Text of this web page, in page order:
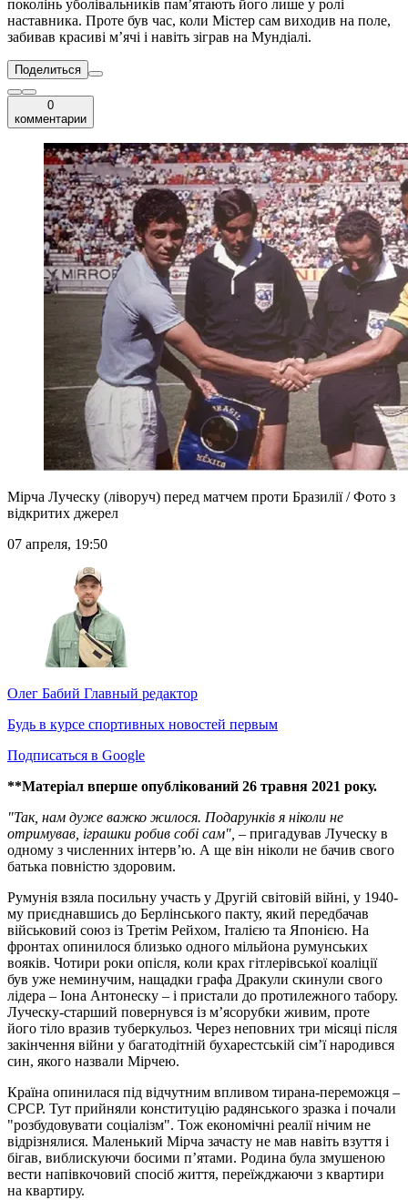
поколінь уболівальників пам’ятають його лише у ролі
наставника. Проте був час, коли Містер сам виходив на поле,
забивав красиві м’ячі і навіть зіграв на Мундіалі.
Поделиться
0
комментарии
Мірча Луческу (ліворуч) перед матчем проти Бразилії / Фото з
відкритих джерел
07 апреля, 19:50
Олег Бабий Главный редактор
Будь в курсе спортивных новостей первым
Подписаться в Google
**Матеріал вперше опублікований 26 травня 2021 року.
"Так, нам дуже важко жилося. Подарунків я ніколи не
отримував, іграшки робив собі сам", – пригадував Луческу в
одному з численних інтерв’ю. А ще він ніколи не бачив свого
батька повністю здоровим.
Румунія взяла посильну участь у Другій світовій війні, у 1940-
му приєднавшись до Берлінського пакту, який передбачав
військовий союз із Третім Рейхом, Італією та Японією. На
фронтах опинилося близько одного мільйона румунських
вояків. Чотири роки опісля, коли крах гітлерівської коаліції
був уже неминучим, нащадки графа Дракули скинули свого
лідера – Іона Антонеску – і пристали до протилежного табору.
Луческу-старший повернувся із м’ясорубки живим, проте
його тіло вразив туберкульоз. Через неповних три місяці після
закінчення війни у багатодітній бухарестській сім’ї народився
син, якого назвали Мірчею.
Країна опинилася під відчутним впливом тирана-переможця –
СРСР. Тут прийняли конституцію радянського зразка і почали
"розбудовувати соціалізм". Тож економічні реалії нічим не
відрізнялися. Маленький Мірча зачасту не мав навіть взуття і
бігав, виблискуючи босими п’ятами. Родина була змушеною
вести напівкочовий спосіб життя, переїжджаючи з квартири
на квартиру.